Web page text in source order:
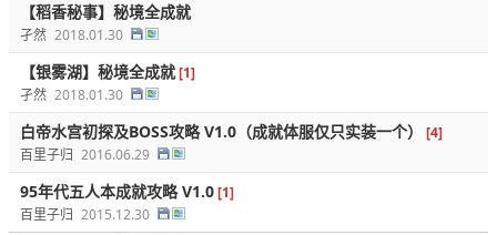
【稻香秘事】秘境全成就
孑然 2018.01.30
【银雾湖】秘境全成就[1]
孑然 2018.01.30
白帝水宫初探及BOSS攻略 V1.0（成就体服仅只实装一个）
[4]
百里子归 2016.06.29
95年代五人本成就攻略 V1.0[1]
百里子归 2015.12.30